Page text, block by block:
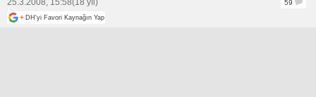
25.3.2008, 15:58(18 yıl)
59
+ DH'yi Favori Kaynağın Yap